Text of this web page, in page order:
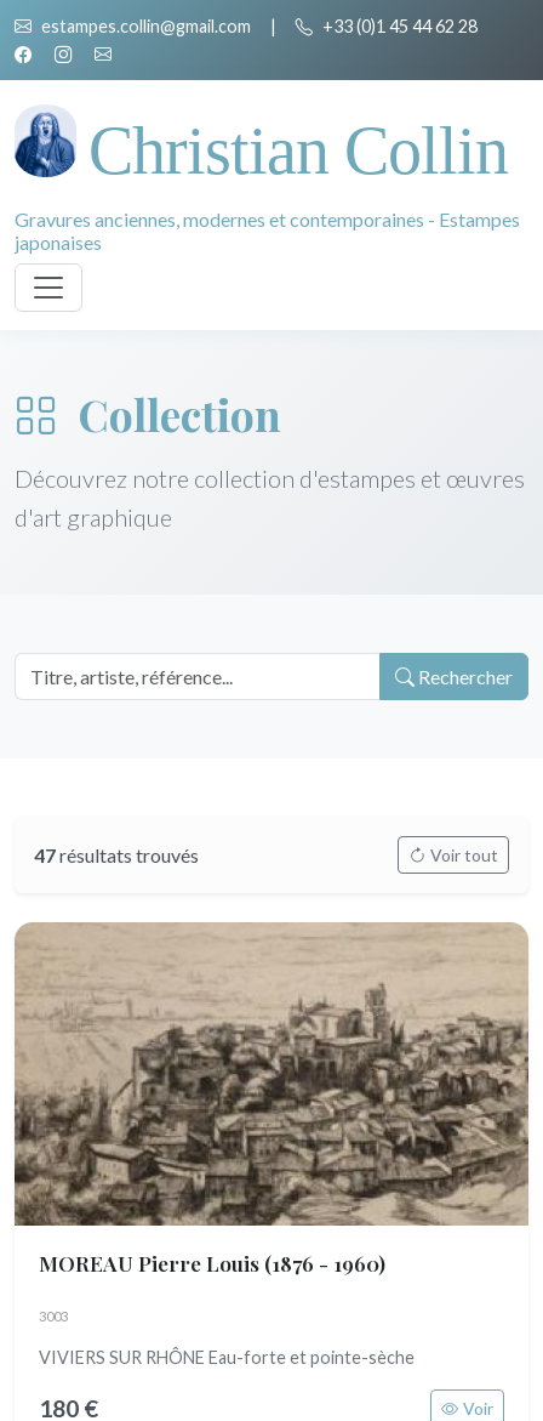
estampes.collin@gmail.com | +33 (0)1 45 44 62 28
Christian Collin
Gravures anciennes, modernes et contemporaines - Estampes
japonaises
Collection
Découvrez notre collection d'estampes et œuvres
d'art graphique
Rechercher
47résultats trouvés Voir tout
MOREAU Pierre Louis (1876 - 1960)
3003
VIVIERS SUR RHÔNE Eau-forte et pointe-sèche
180 € Voir